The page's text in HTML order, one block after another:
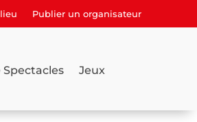
Publier un organisateur
Spectacles Jeux